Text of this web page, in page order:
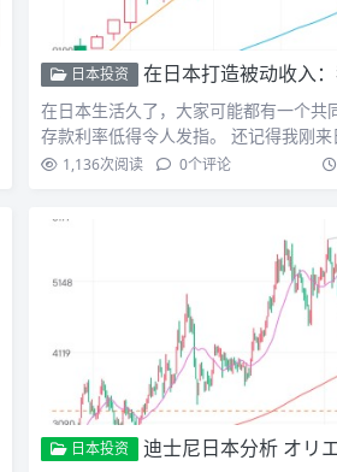
日本投资 在日本打造被动收入：我的日股高息股
在日本生活久了，大家可能都有一个共
存款利率低得令人发指。 还记得我刚来
着银行存折上…
1,136次阅读 0个评论
日本投资 迪士尼日本分析 オリエンタ